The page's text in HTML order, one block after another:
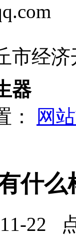
市经
器
：
网
什么
22